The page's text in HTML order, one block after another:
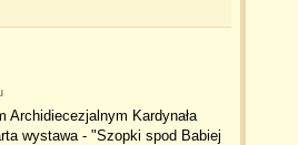
Archidiecezjalnym Kardynała
wystawa - "Szopki spod Babiej